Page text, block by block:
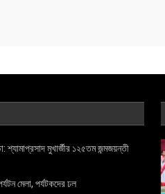
শ্যামাপ্রসাদ মুখার্জীর ১২৫তম জন্মজয়ন্তী
মেলা, পর্যটকদের ঢল